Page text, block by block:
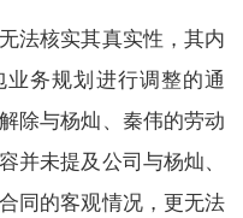
法核实其真实性，其内
务规划进行调整的通
除与杨灿、秦伟的劳动
并未提及公司与杨灿、
同的客观情况，更无法